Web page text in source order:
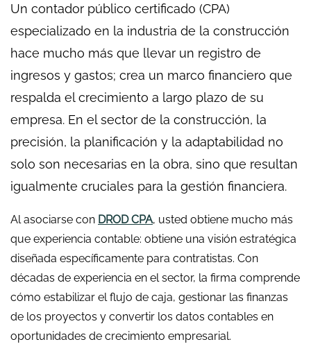
Un contador público certificado (CPA)
especializado en la industria de la construcción
hace mucho más que llevar un registro de
ingresos y gastos; crea un marco financiero que
respalda el crecimiento a largo plazo de su
empresa. En el sector de la construcción, la
precisión, la planificación y la adaptabilidad no
solo son necesarias en la obra, sino que resultan
igualmente cruciales para la gestión financiera.
Al asociarse con DROD CPA, usted obtiene mucho más
que experiencia contable: obtiene una visión estratégica
diseñada específicamente para contratistas. Con
décadas de experiencia en el sector, la firma comprende
cómo estabilizar el flujo de caja, gestionar las finanzas
de los proyectos y convertir los datos contables en
oportunidades de crecimiento empresarial.